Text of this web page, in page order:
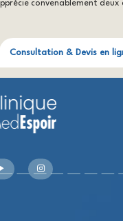
convenablement
Consultation & Devis en